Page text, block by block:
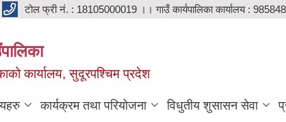
टोल फ्री नं. : 18105000019 ।। गाउँ कार्यपालिका कार्यालय :
कार्यालय, सुदूरपश्चिम प्रदेश
कार्यक्रम तथा परियोजना विधुतीय शुसासन सेवा